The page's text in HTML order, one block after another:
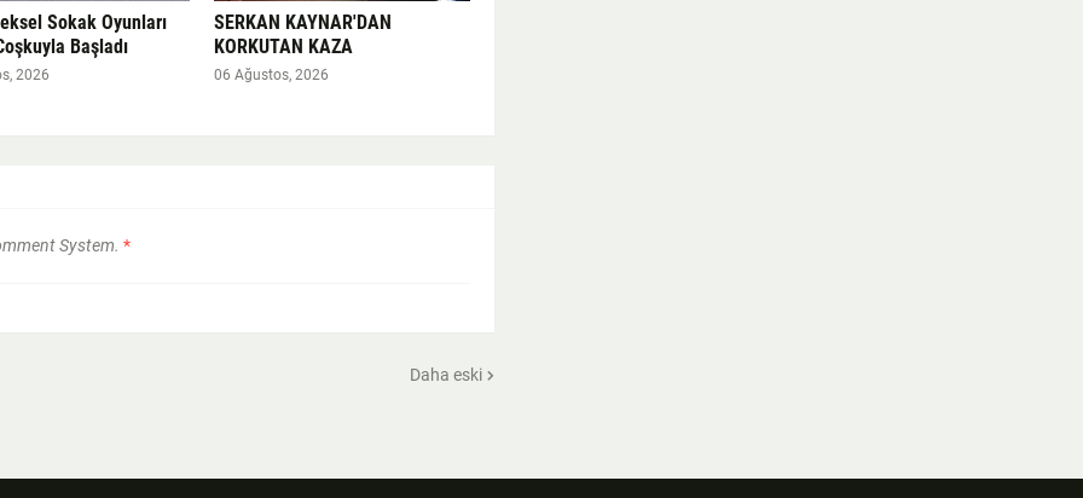
Sokak Oyunları
Başladı
2026
SERKAN KAYNAR'DAN
KORKUTAN KAZA
06 Ağustos, 2026
System. *
Daha eski